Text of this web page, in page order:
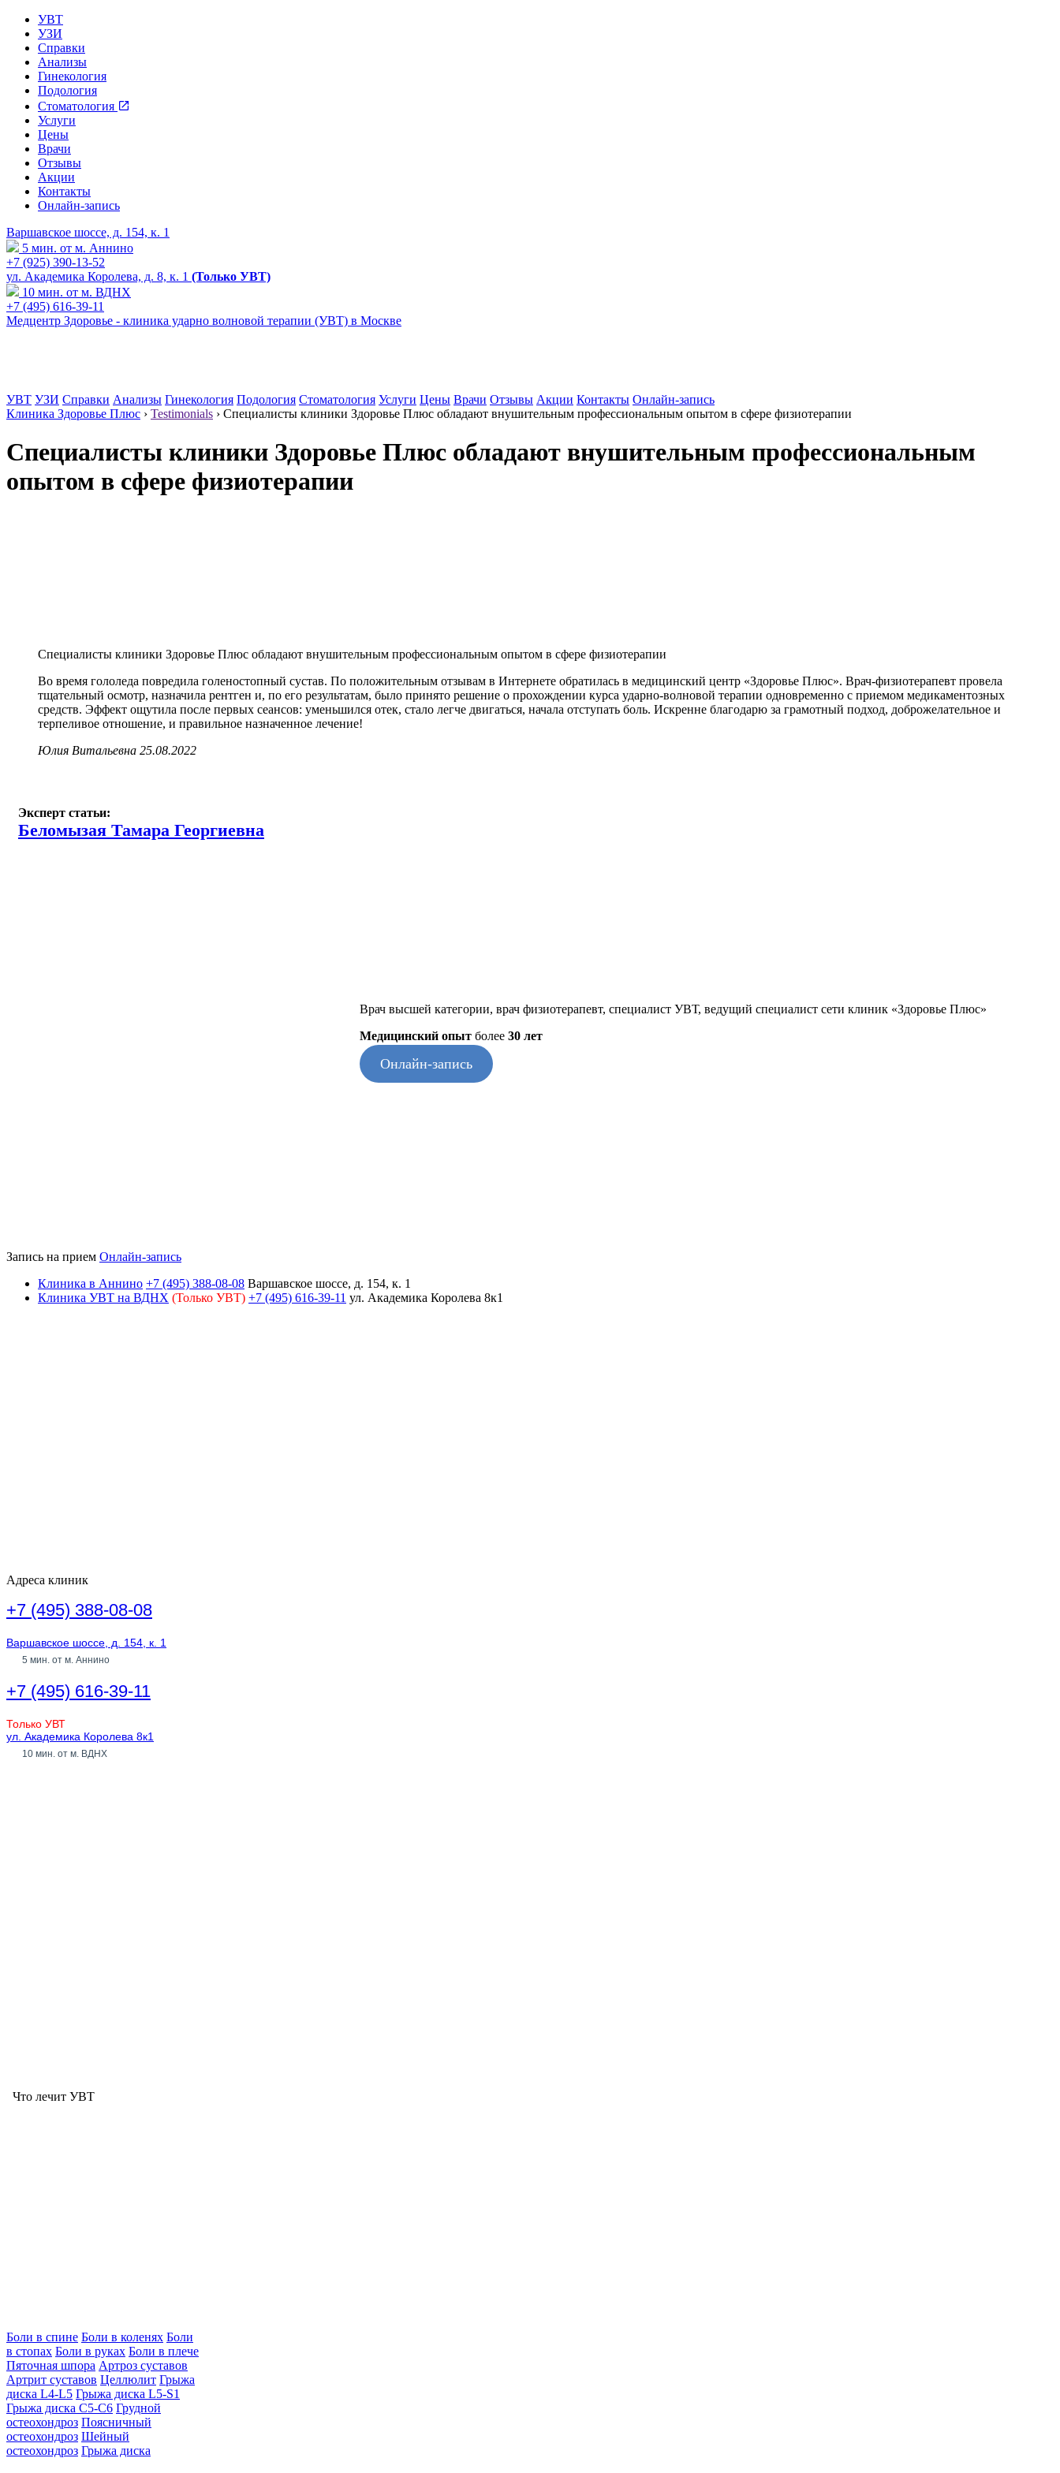
УВТ
УЗИ
Справки
Анализы
Гинекология
Подология
Стоматология
Услуги
Цены
Врачи
Отзывы
Акции
Контакты
Онлайн-запись
Варшавское шоссе, д. 154, к. 1
5 мин. от м. Аннино
+7 (925) 390-13-52
ул. Академика Королева, д. 8, к. 1 (Только УВТ)
10 мин. от м. ВДНХ
+7 (495) 616-39-11
Медцентр Здоровье - клиника ударно волновой терапии (УВТ) в Москве
УВТ УЗИ Справки Анализы Гинекология Подология Стоматология Услуги Цены Врачи Отзывы Акции Контакты Онлайн-запись
Клиника Здоровье Плюс › Testimonials › Специалисты клиники Здоровье Плюс обладают внушительным профессиональным опытом в сфере физиотерапии
Специалисты клиники Здоровье Плюс обладают внушительным профессиональным
опытом в сфере физиотерапии
Специалисты клиники Здоровье Плюс обладают внушительным профессиональным опытом в сфере физиотерапии
Во время гололеда повредила голеностопный сустав. По положительным отзывам в Интернете обратилась в медицинский центр «Здоровье Плюс». Врач-физиотерапевт провела
тщательный осмотр, назначила рентген и, по его результатам, было принято решение о прохождении курса ударно-волновой терапии одновременно с приемом медикаментозных
средств. Эффект ощутила после первых сеансов: уменьшился отек, стало легче двигаться, начала отступать боль. Искренне благодарю за грамотный подход, доброжелательное и
терпеливое отношение, и правильное назначенное лечение!
Юлия Витальевна 25.08.2022
Эксперт статьи:
Беломызая Тамара Георгиевна
Врач высшей категории, врач физиотерапевт, специалист УВТ, ведущий специалист сети клиник «Здоровье Плюс»
Медицинский опытболее 30 лет
Онлайн-запись
Запись на прием Онлайн-запись
Клиника в Аннино +7 (495) 388-08-08 Варшавское шоссе, д. 154, к. 1
Клиника УВТ на ВДНХ (Только УВТ) +7 (495) 616-39-11 ул. Академика Королева 8к1
Адреса клиник
+7 (495) 388-08-08
Варшавское шоссе, д. 154, к. 1
5 мин. от м. Аннино
+7 (495) 616-39-11
Только УВТ
ул. Академика Королева 8к1
10 мин. от м. ВДНХ
Что лечит УВТ
Боли в спине Боли в коленях Боли
в стопах Боли в руках Боли в плече
Пяточная шпора Артроз суставов
Артрит суставов Целлюлит Грыжа
диска L4-L5 Грыжа диска L5-S1
Грыжа диска C5-C6 Грудной
остеохондроз Поясничный
остеохондроз Шейный
остеохондроз Грыжа диска